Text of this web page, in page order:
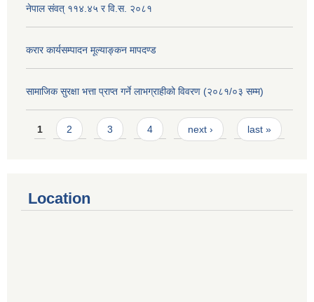
नेपाल संवत् ११४.४५ र वि.स. २०८१
करार कार्यसम्पादन मूल्याङ्कन मापदण्ड
सामाजिक सुरक्षा भत्ता प्राप्त गर्ने लाभग्राहीको विवरण (२०८१/०३ सम्म)
Pages
1 2 3 4 next › last »
Location